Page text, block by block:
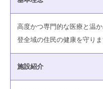
高度かつ専門的な医療と温
登全域の住民の健康を守りま
施設紹介